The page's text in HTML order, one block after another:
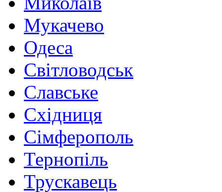
Мукачево
Одеса
Світловодськ
Славське
Східниця
Сімферополь
Тернопіль
Трускавець